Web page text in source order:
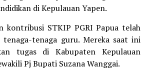
di Kepulauan Yapen.
kontribusi STKIP PGRI Papua telah
tenaga-tenaga guru. Mereka saat ini
tugas di Kabupaten Kepulauan
Pj Bupati Suzana Wanggai.